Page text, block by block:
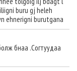
buru gj heleh
ehnerigni burutgana
бнаа .Согтуудаа